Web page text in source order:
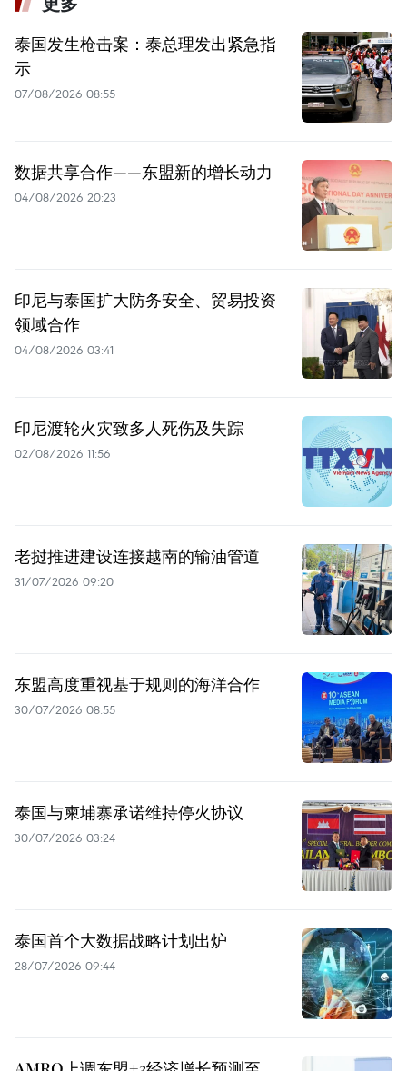
泰国发生枪击案：泰总理发出紧急指
示
07/08/2026 08:55
数据共享合作——东盟新的增长动力
04/08/2026 20:23
印尼与泰国扩大防务安全、贸易投资
领域合作
04/08/2026 03:41
印尼渡轮火灾致多人死伤及失踪
02/08/2026 11:56
老挝推进建设连接越南的输油管道
31/07/2026 09:20
东盟高度重视基于规则的海洋合作
30/07/2026 08:55
泰国与柬埔寨承诺维持停火协议
30/07/2026 03:24
泰国首个大数据战略计划出炉
28/07/2026 09:44